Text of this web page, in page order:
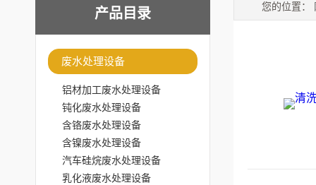
产品目录
废水处理设备
铝材加工废水处理设备
钝化废水处理设备
含铬废水处理设备
含镍废水处理设备
汽车硅烷废水处理设备
乳化液废水处理设备
您的位置：